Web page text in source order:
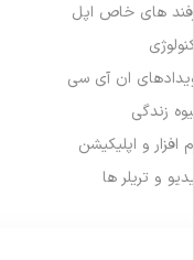
ترفند های خاص اپل
تکنولوژی
رویدادهای ان آی سی
شیوه زندگی
نرم افزار و اپلیکیشن
ویدیو و تریلر ها